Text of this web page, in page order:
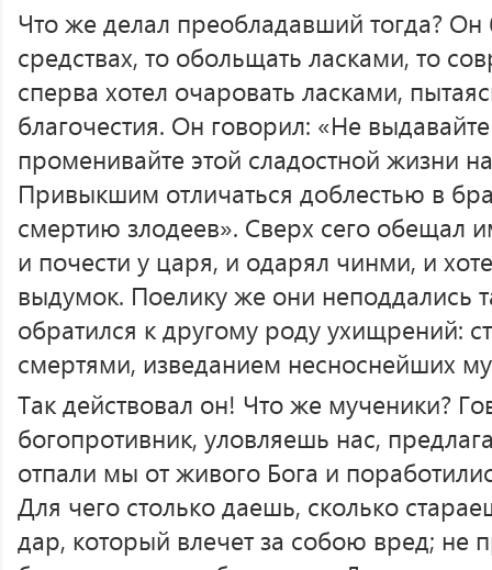
Что же делал преобладавший тогда? Он
средствах, то обольщать ласками, то
сперва хотел очаровать ласками,
благочестия. Он говорил: «Не
променивайте этой сладостной жизни
Привыкшим отличаться доблестью в
смертию злодеев». Сверх сего обещал
и почести у царя, и одарял чинми, и
выдумок. Поелику же они неподдались
обратился к другому роду ухищрений:
смертями, изведанием несноснейших
Так действовал он! Что же мученики?
богопротивник, уловляешь нас,
отпали мы от живого Бога и
Для чего столько даешь, сколько
дар, который влечет за собою вред; не